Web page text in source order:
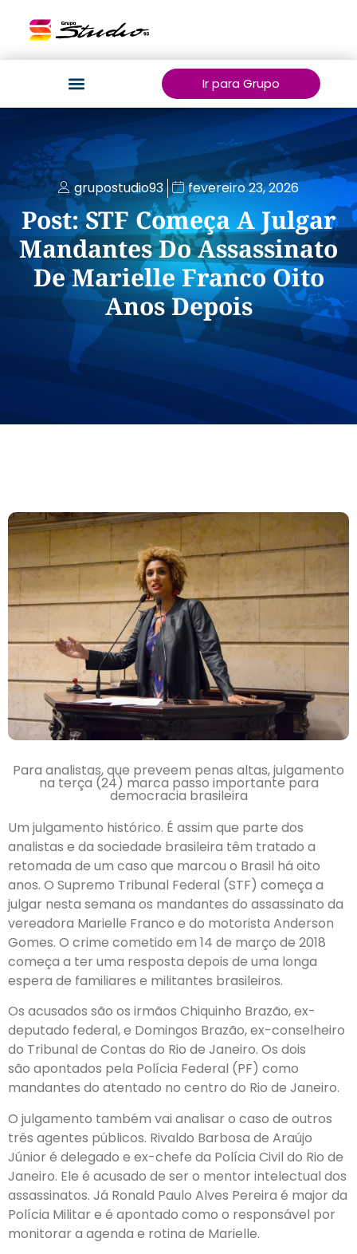
Ir para Grupo
grupostudio93 fevereiro 23, 2026
Post: STF Começa A Julgar
Mandantes Do Assassinato
De Marielle Franco Oito
Anos Depois
Para analistas, que preveem penas altas, julgamento
na terça (24) marca passo importante para
democracia brasileira
Um julgamento histórico. É assim que parte dos
analistas e da sociedade brasileira têm tratado a
retomada de um caso que marcou o Brasil há oito
anos. O Supremo Tribunal Federal (STF) começa a
julgar nesta semana os mandantes do assassinato da
vereadora Marielle Franco e do motorista Anderson
Gomes. O crime cometido em 14 de março de 2018
começa a ter uma resposta depois de uma longa
espera de familiares e militantes brasileiros.
Os acusados são os irmãos Chiquinho Brazão, ex-
deputado federal, e Domingos Brazão, ex-conselheiro
do Tribunal de Contas do Rio de Janeiro. Os dois
são apontados pela Polícia Federal (PF) como
mandantes do atentado no centro do Rio de Janeiro.
O julgamento também vai analisar o caso de outros
três agentes públicos. Rivaldo Barbosa de Araújo
Júnior é delegado e ex-chefe da Polícia Civil do Rio de
Janeiro. Ele é acusado de ser o mentor intelectual dos
assassinatos. Já Ronald Paulo Alves Pereira é major da
Polícia Militar e é apontado como o responsável por
monitorar a agenda e rotina de Marielle.